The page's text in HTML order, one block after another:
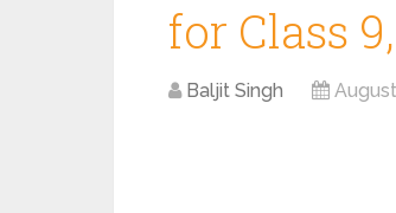
for Class
Baljit Singh